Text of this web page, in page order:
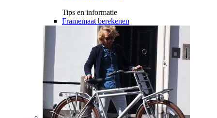
Tips en informatie
Framemaat berekenen